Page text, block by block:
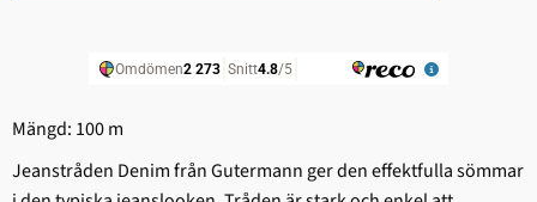
Mängd: 100 m
Jeanstråden Denim från Gutermann ger den effektfulla sömmar